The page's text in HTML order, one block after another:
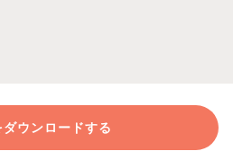
ダウンロードする